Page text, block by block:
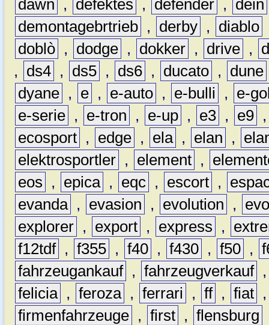
dawn , defektes , defender , dein
demontagebrtrieb , derby , diablo
doblò , dodge , dokker , drive ,
,
ds4 , ds5 , ds6 , ducato , dune
dyane , e , e-auto , e-bulli ,
e-
e-serie , e-tron , e-up , e3 , e9
ecosport , edge , ela , elan ,
elektrosportler , element ,
eos
, epica , eqc , escort ,
evanda , evasion , evolution ,
explorer , export , express ,
f12tdf , f355 , f40 , f430 , f50 ,
fahrzeugankauf , fahrzeugverkauf
felicia , feroza , ferrari , ff , fiat
firmenfahrzeuge , first , flensburg